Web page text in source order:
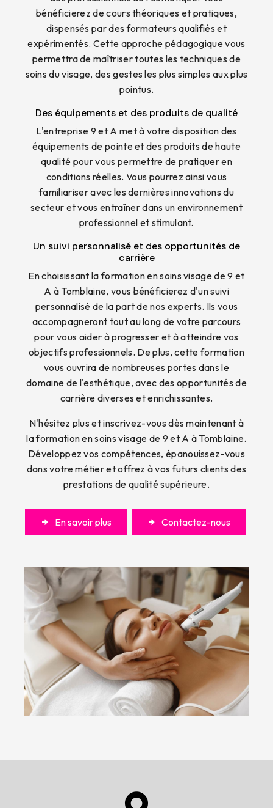
bénéficierez de cours théoriques et pratiques,
dispensés par des formateurs qualifiés et
expérimentés. Cette approche pédagogique vous
permettra de maîtriser toutes les techniques de
soins du visage, des gestes les plus simples aux plus
pointus.
Des équipements et des produits de qualité
L'entreprise 9 et A met à votre disposition des
équipements de pointe et des produits de haute
qualité pour vous permettre de pratiquer en
conditions réelles. Vous pourrez ainsi vous
familiariser avec les dernières innovations du
secteur et vous entraîner dans un environnement
professionnel et stimulant.
Un suivi personnalisé et des opportunités de
carrière
En choisissant la formation en soins visage de 9 et
A à Tomblaine, vous bénéficierez d'un suivi
personnalisé de la part de nos experts. Ils vous
accompagneront tout au long de votre parcours
pour vous aider à progresser et à atteindre vos
objectifs professionnels. De plus, cette formation
vous ouvrira de nombreuses portes dans le
domaine de l'esthétique, avec des opportunités de
carrière diverses et enrichissantes.
N'hésitez plus et inscrivez-vous dès maintenant à
la formation en soins visage de 9 et A à Tomblaine.
Développez vos compétences, épanouissez-vous
dans votre métier et offrez à vos futurs clients des
prestations de qualité supérieure.
En savoir plus Contactez-nous